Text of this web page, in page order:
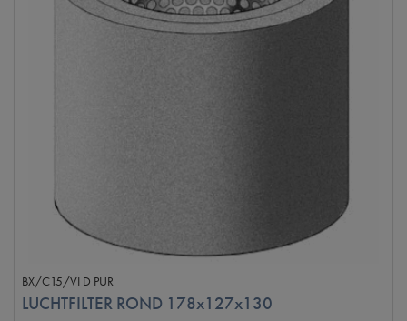
BX/C15/VI D PUR
LUCHTFILTER ROND 178x127x130